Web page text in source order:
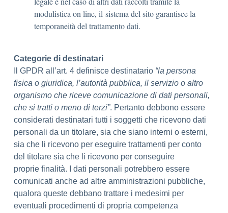
modulistica on line, il sistema del sito garantisce la
temporaneità del trattamento dati.
Categorie di destinatari
Il GPDR all’art. 4 definisce destinatario “la persona
fisica o giuridica, l’autorità pubblica, il servizio o altro
organismo che riceve comunicazione di dati personali,
che si tratti o meno di terzi”. Pertanto debbono essere
considerati destinatari tutti i soggetti che ricevono dati
personali da un titolare, sia che siano interni o esterni,
sia che li ricevono per eseguire trattamenti per conto
del titolare sia che li ricevono per conseguire
proprie finalità. I dati personali potrebbero essere
comunicati anche ad altre amministrazioni pubbliche,
qualora queste debbano trattare i medesimi per
eventuali procedimenti di propria competenza